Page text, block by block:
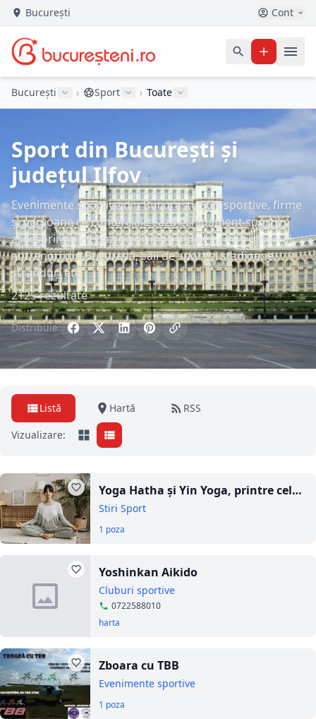
București Cont
București › Sport › Toate
Sport din București și
județul Ilfov
Evenimente sportive din București, Știri sportive, firme
și persoane ce comercializează echipament sportiv,
accesorii sport, bazine de înot, index cu instructori și
antrenori din București, săli de sport și stadioane,
ștranduri etc.
2125 rezultate
Distribuie:
Listă Hartă
RSS
Vizualizare:
Yoga Hatha și Yin Yoga, printre cele
mai populare stiluri de yoga
Stiri Sport
1 poza
Yoshinkan Aikido
Cluburi sportive
0722588010
harta
Zboara cu TBB
Evenimente sportive
1 poza